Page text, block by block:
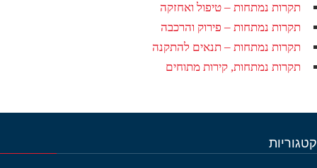
תקרות נמתחות – טיפול ואחזקה
תקרות נמתחות – פירוק והרכבה
תקרות נמתחות – תנאים להתקנה
תקרות נמתחות, קירות מתוחים